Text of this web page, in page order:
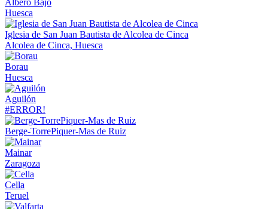
Huesca
Iglesia de San Juan Bautista de Alcolea de Cinca
Alcolea de Cinca, Huesca
Borau
Huesca
Aguilón
#ERROR!
Berge-TorrePiquer-Mas de Ruiz
Mainar
Zaragoza
Cella
Teruel